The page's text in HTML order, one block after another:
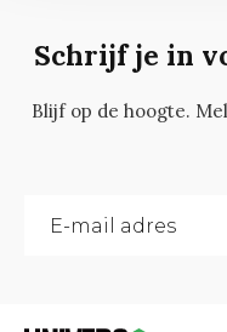
Schrijf je in
Blijf op de hoogte.